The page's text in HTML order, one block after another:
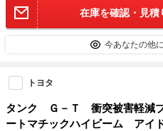
在庫を確認・見積
今あなたの他に
トヨタ
タンク Ｇ－Ｔ 衝突被害軽減
ートマチックハイビーム アイ